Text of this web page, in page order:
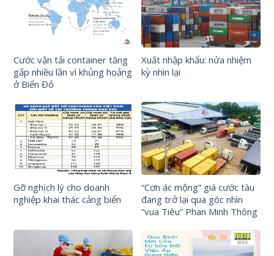
Cước vận tải container tăng
gấp nhiều lần vì khủng hoảng
ở Biển Đỏ
Xuất nhập khẩu: nửa nhiệm
kỳ nhìn lại
Gỡ nghịch lý cho doanh
nghiệp khai thác cảng biển
“Cơn ác mộng” giá cước tàu
đang trở lại qua góc nhìn
“vua Tiêu” Phan Minh Thông